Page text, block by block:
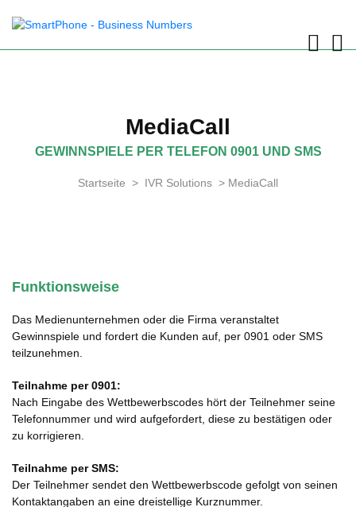
MediaCall
GEWINNSPIELE PER TELEFON 0901 UND SMS
Startseite IVR Solutions MediaCall
Funktionsweise
Das Medienunternehmen oder die Firma veranstaltet
Gewinnspiele und fordert die Kunden auf, per 0901 oder SMS
teilzunehmen.
Teilnahme per 0901:
Nach Eingabe des Wettbewerbscodes hört der Teilnehmer seine
Telefonnummer und wird aufgefordert, diese zu bestätigen oder
zu korrigieren.
Teilnahme per SMS:
Der Teilnehmer sendet den Wettbewerbscode gefolgt von seinen
Kontaktangaben an eine dreistellige Kurznummer.